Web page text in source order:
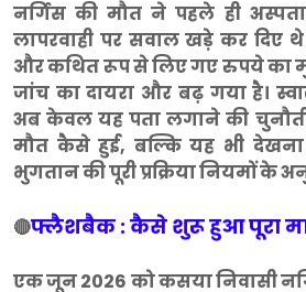
नर्गिस की मौत ने पहले ही
लापरवाही पर सवाल खड़े कर
और कथित रूप से लिए गए रुपये का
जांच का दायरा और बढ़ गया है।
अब केवल यह पता लगाने की चुनौती
मौत कैसे हुई, बल्कि यह भी
भुगतान की पूरी प्रक्रिया नियमों के
🔴फ्लैशबैक : कैसे शुरू हुआ पूरा
एक जून 2026 को कसया निवासी